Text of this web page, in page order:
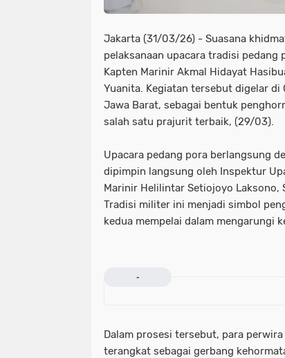
Jakarta (31/03/26) - Suasana
pelaksanaan upacara tradisi pedang
Kapten Marinir Akmal Hidayat
Yuanita. Kegiatan tersebut digelar di
Jawa Barat, sebagai bentuk
salah satu prajurit terbaik, (29/03).
Upacara pedang pora berlangsung
dipimpin langsung oleh Inspektur
Marinir Helilintar Setiojoyo Laksono,
Tradisi militer ini menjadi simbol
kedua mempelai dalam mengarungi
-
Dalam prosesi tersebut, para
terangkat sebagai gerbang